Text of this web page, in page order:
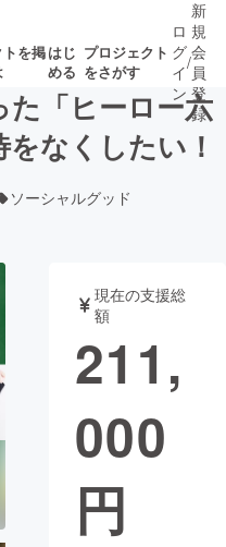
を掲はじ
める
プロジェクト
をさがす
ロジェクト
音楽
ト ゲーム・サ
ロ
グ
イ
ン
/
新
規
会
員
登
録
た「ヒーロー六
なくしたい！
ソーシャルグッド
現在の支援総
額
211,
000
円